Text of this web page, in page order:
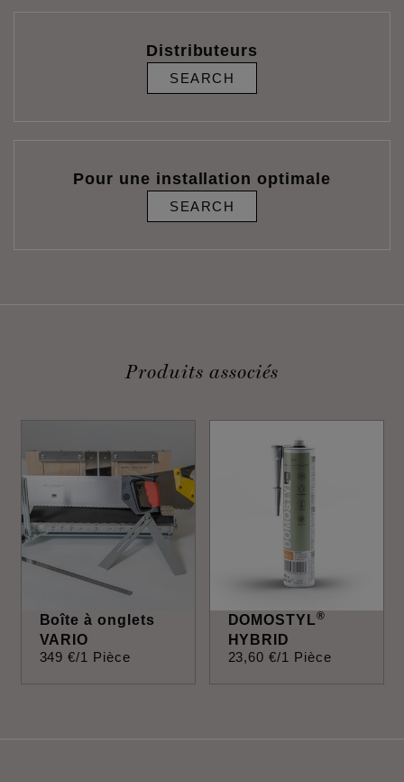
Distributeurs
SEARCH
Pour une installation optimale
SEARCH
Produits associés
Boîte à onglets
VARIO
349 €/1 Pièce
DOMOSTYL®
HYBRID
23,60 €/1 Pièce